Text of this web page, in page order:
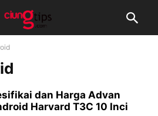
dan Harga Advan
Harvard T3C 10 Inci